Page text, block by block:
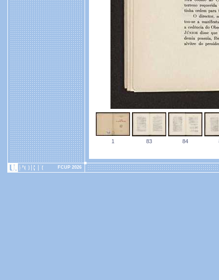
1 83 84
FCUP 2026